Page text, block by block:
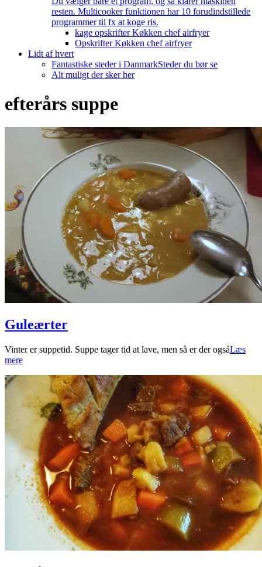
resten. Multicooker funktionen har 10 forudindstillede
programmer til fx at koge ris.
kage opskrifter Køkken chef airfryer
Opskrifter Køkken chef airfryer
Lidt af hvert
Fantastiske steder i DanmarkSteder du bør se
Alt muligt der sker her
efterårs suppe
Guleærter
2023-
12-
Vinter er suppetid. Suppe tager tid at lave, men så er der ogsåLæs
mere